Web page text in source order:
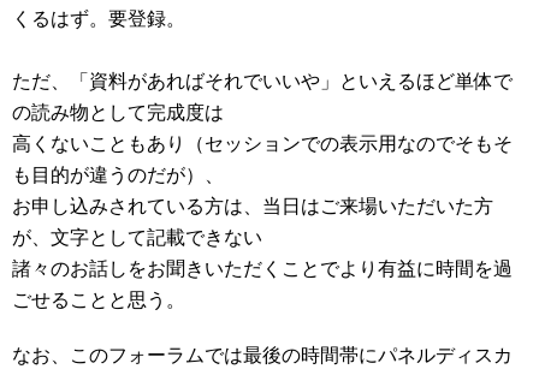
くるはず。要登録。
ただ、「資料があればそれでいいや」といえるほど単体で
の読み物として完成度は
高くないこともあり（セッションでの表示用なのでそもそ
も目的が違うのだが）、
お申し込みされている方は、当日はご来場いただいた方
が、文字として記載できない
諸々のお話しをお聞きいただくことでより有益に時間を過
ごせることと思う。
なお、このフォーラムでは最後の時間帯にパネルディスカ